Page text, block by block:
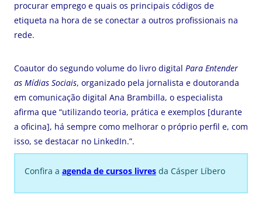
procurar emprego e quais os principais códigos de
etiqueta na hora de se conectar a outros profissionais na
rede.
Coautor do segundo volume do livro digital Para Entender
as Mídias Sociais, organizado pela jornalista e doutoranda
em comunicação digital Ana Brambilla, o especialista
afirma que “utilizando teoria, prática e exemplos [durante
a oficina], há sempre como melhorar o próprio perfil e, com
isso, se destacar no LinkedIn.”.
Confira a agenda de cursos livres da Cásper Líbero